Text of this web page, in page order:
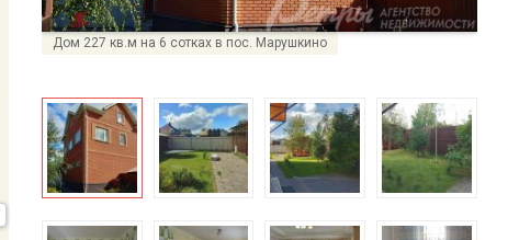
Дом 227 кв.м на 6 сотках в пос. Марушкино